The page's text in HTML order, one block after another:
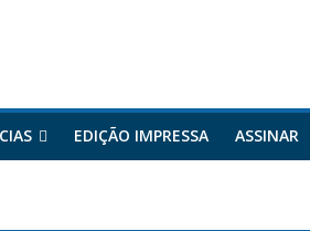
EDIÇÃO IMPRESSA ASSINAR